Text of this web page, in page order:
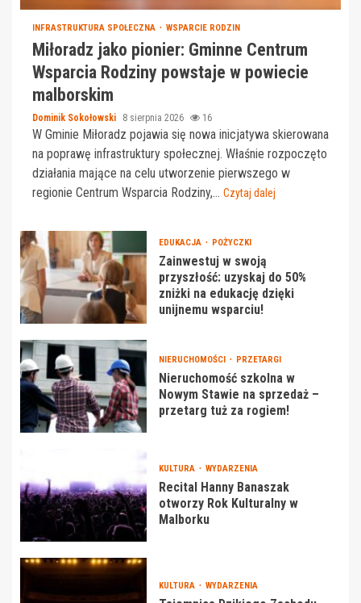
INFRASTRUKTURA SPOŁECZNA WSPARCIE RODZIN
Miłoradz jako pionier: Gminne Centrum
Wsparcia Rodziny powstaje w powiecie
malborskim
Dominik Sokołowski 8 sierpnia 2026 16
W Gminie Miłoradz pojawia się nowa inicjatywa skierowana
na poprawę infrastruktury społecznej. Właśnie rozpoczęto
działania mające na celu utworzenie pierwszego w
regionie Centrum Wsparcia Rodziny,... Czytaj dalej
EDUKACJA POŻYCZKI
Zainwestuj w swoją
przyszłość: uzyskaj do 50%
zniżki na edukację dzięki
unijnemu wsparciu!
NIERUCHOMOŚCI PRZETARGI
Nieruchomość szkolna w
Nowym Stawie na sprzedaż –
przetarg tuż za rogiem!
KULTURA WYDARZENIA
Recital Hanny Banaszak
otworzy Rok Kulturalny w
Malborku
KULTURA WYDARZENIA